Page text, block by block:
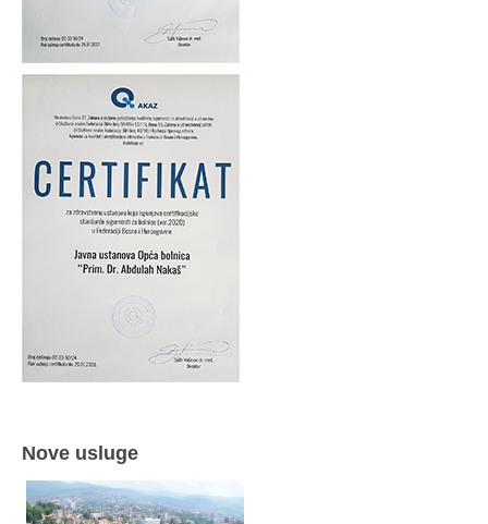
Nove usluge